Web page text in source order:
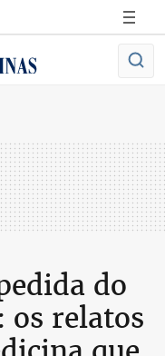
do
os relatos